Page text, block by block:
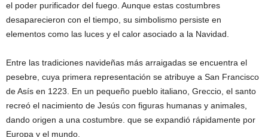
el poder purificador del fuego. Aunque estas costumbres
desaparecieron con el tiempo, su simbolismo persiste en
elementos como las luces y el calor asociado a la Navidad.
Entre las tradiciones navideñas más arraigadas se encuentra el
pesebre, cuya primera representación se atribuye a San Francisco
de Asís en 1223. En un pequeño pueblo italiano, Greccio, el santo
recreó el nacimiento de Jesús con figuras humanas y animales,
dando origen a una costumbre. que se expandió rápidamente por
Europa y el mundo.